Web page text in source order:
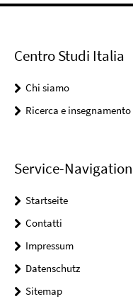
Centro Studi Italia
Chi siamo
Ricerca e insegnamento
Service-Navigation
Startseite
Contatti
Impressum
Datenschutz
Sitemap